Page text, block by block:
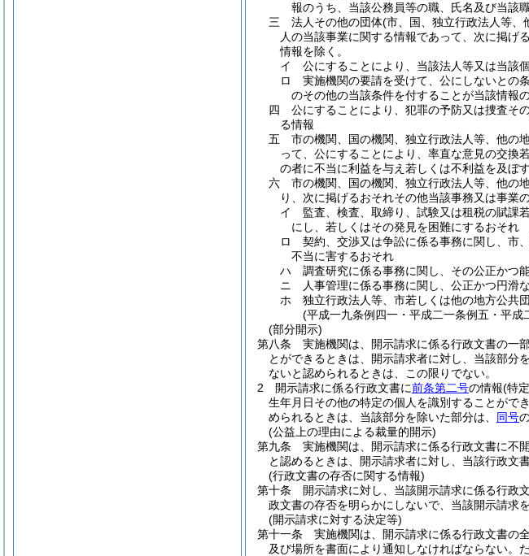
報のうち、当該公務員等の職、氏名及び当該
三
法人その他の団体(市、国、独立行政法人等、
人の当該事業に関する情報であって、次に掲げる
情報を除く。
イ
公にすることにより、当該法人等又は当該
ロ
実施機関の要請を受けて、公にしないとの
のその他の当該条件を付することが当該情報
四
公にすることにより、犯罪の予防又は捜査そ
る情報
五
市の機関、国の機関、独立行政法人等、他の
って、公にすることにより、率直な意見の交換
の者に不当に利益を与え若しくは不利益を及ぼ
六
市の機関、国の機関、独立行政法人等、他の
り、次に掲げるおそれその他当該事務又は事業
イ
監査、検査、取締り、試験又は租税の賦課
にし、若しくはその発見を困難にするおそれ
ロ
契約、交渉又は争訟に係る事務に関し、市
不当に害するおそれ
ハ
調査研究に係る事務に関し、その公正かつ
ニ
人事管理に係る事務に関し、公正かつ円滑
ホ
独立行政法人等、市若しくは他の地方公共
(平成一九条例四一・平成二一条例五・平
(部分開示)
第八条
実施機関は、開示請求に係る行政文書の一
とができるときは、開示請求者に対し、当該部分
ないと認められるときは、この限りでない。
2
開示請求に係る行政文書に前条第二号の情報(特
生年月日その他の特定の個人を識別することがで
められるときは、当該部分を除いた部分は、 同号
(公益上の理由による裁量的開示)
第九条
実施機関は、開示請求に係る行政文書に不
と認めるときは、開示請求者に対し、当該行政文
(行政文書の存否に関する情報)
第十条
開示請求に対し、当該開示請求に係る行政
政文書の存否を明らかにしないで、当該開示請求
(開示請求に対する決定等)
第十一条
実施機関は、開示請求に係る行政文書の
及び場所を書面により通知しなければならない。